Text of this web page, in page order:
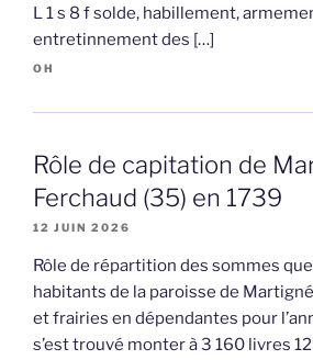
L 1 s 8 f solde, habillement,
entretinnement des […]
OH
Rôle de capitation de
Ferchaud (35) en 1739
12 JUIN 2026
Rôle de répartition des sommes
habitants de la paroisse de
et frairies en dépendantes pour
s’est trouvé monter à 3 160 livres